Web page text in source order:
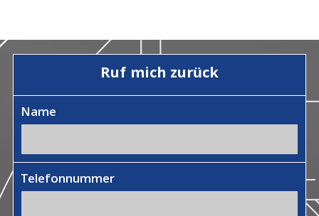
Ruf mich zurück
Name
Telefonnummer